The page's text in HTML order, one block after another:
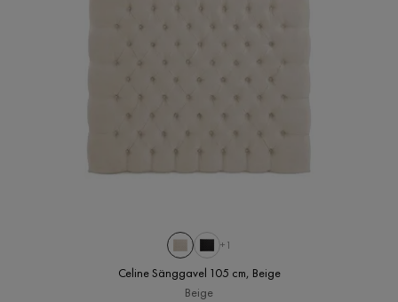
+1
Celine Sänggavel 105 cm, Beige
Beige